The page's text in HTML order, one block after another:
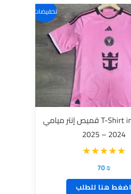
تخفيضات!
T-Shirt inter miami قميص إنتر ميامي
2024 – 2025
70₪
اضغط هنا للطلب
هناك
العديد
من
الأشكال
المختلفة
لهذا
المنتج.
يمكن
اختيار
الخيارات
على
صفحة
المنتج